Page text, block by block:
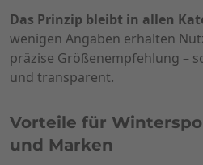
Das Prinzip bleibt in allen
wenigen Angaben erhalten
präzise Größenempfehlung –
und transparent.
Vorteile für
und Marken